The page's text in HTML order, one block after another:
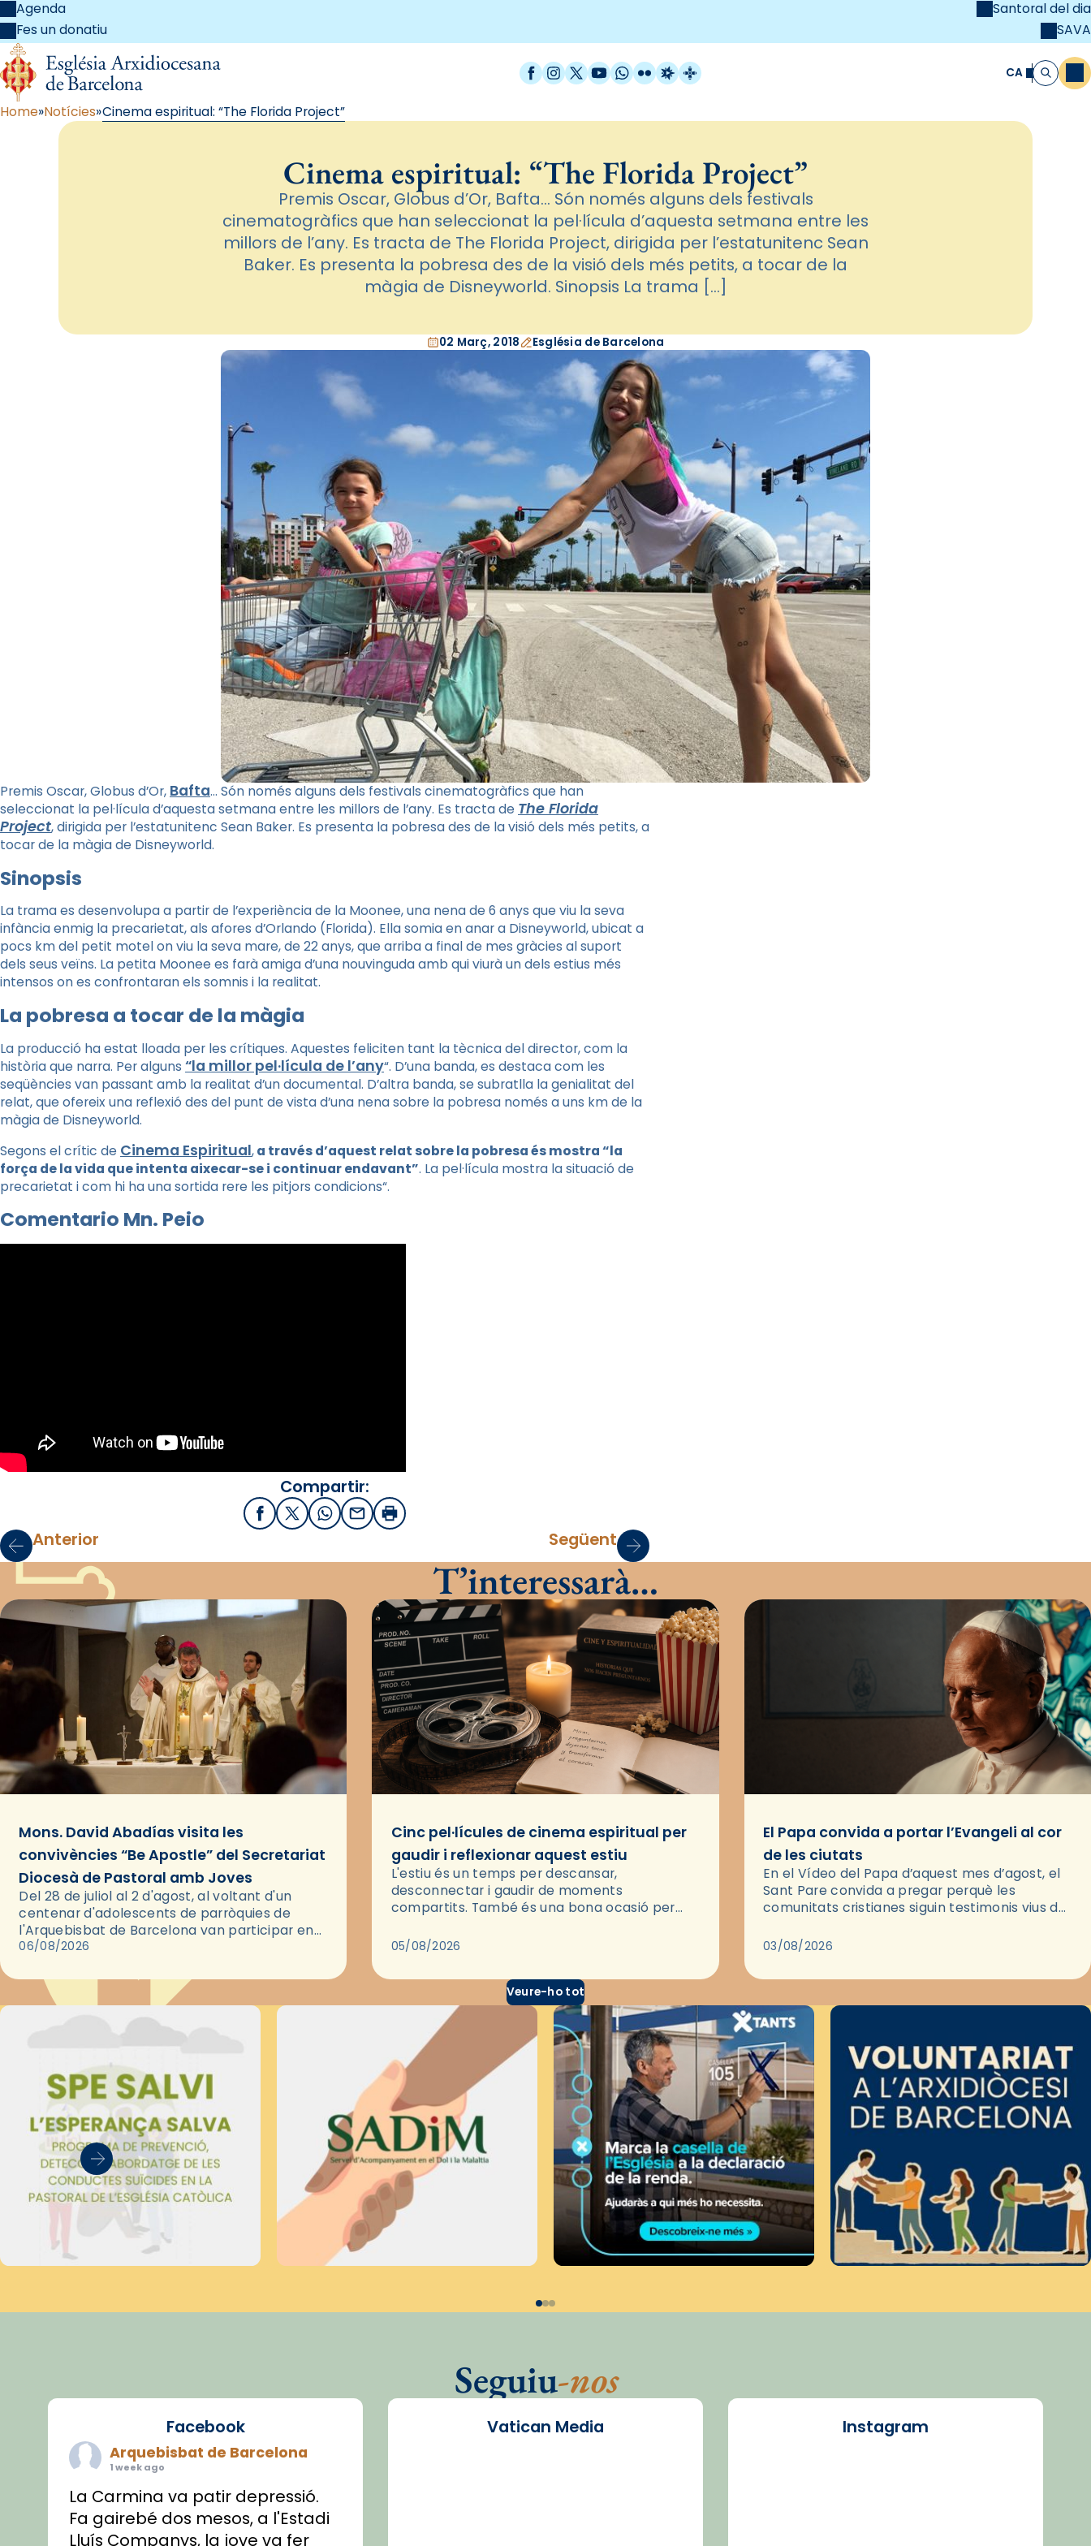
Agenda
Fes un donatiu
Santoral del dia
SAVA
Facebook
Instagram
X / Twitter
YouTube
WhatsApp
FlickrRadio Estel
Catalunya Cristiana CA Cerca
Home Notícies Cinema espiritual: “The Florida Project”
Cinema espiritual: “The Florida Project”
Premis Oscar, Globus d’Or, Bafta… Són només alguns dels festivals
cinematogràfics que han seleccionat la pel·lícula d’aquesta setmana entre les
millors de l’any. Es tracta de The Florida Project, dirigida per l’estatunitenc Sean
Baker. Es presenta la pobresa des de la visió dels més petits, a tocar de la
màgia de Disneyworld. Sinopsis La trama […]
02 Març, 2018 Església de Barcelona
Premis Oscar, Globus d’Or, Bafta… Són només alguns dels festivals cinematogràfics que han
seleccionat la pel·lícula d’aquesta setmana entre les millors de l’any. Es tracta de The Florida
Project, dirigida per l’estatunitenc Sean Baker. Es presenta la pobresa des de la visió dels més petits, a
tocar de la màgia de Disneyworld.
Sinopsis
La trama es desenvolupa a partir de l’experiència de la Moonee, una nena de 6 anys que viu la seva
infància enmig la precarietat, als afores d’Orlando (Florida). Ella somia en anar a Disneyworld, ubicat a
pocs km del petit motel on viu la seva mare, de 22 anys, que arriba a final de mes gràcies al suport
dels seus veïns. La petita Moonee es farà amiga d’una nouvinguda amb qui viurà un dels estius més
intensos on es confrontaran els somnis i la realitat.
La pobresa a tocar de la màgia
La producció ha estat lloada per les crítiques. Aquestes feliciten tant la tècnica del director, com la
història que narra. Per alguns “la millor pel·lícula de l’any“. D’una banda, es destaca com les
seqüències van passant amb la realitat d’un documental. D’altra banda, se subratlla la genialitat del
relat, que ofereix una reflexió des del punt de vista d’una nena sobre la pobresa només a uns km de la
màgia de Disneyworld.
Segons el crític de Cinema Espiritual,a través d’aquest relat sobre la pobresa és mostra “la
força de la vida que intenta aixecar-se i continuar endavant”. La pel·lícula mostra la situació de
precarietat i com hi ha una sortida rere les pitjors condicions“.
Comentario Mn. Peio
Compartir:
FacebookX / Twitter
WhatsApp
EmailImprimir
Anterior Següent
T’interessarà…
Mons. David Abadías visita les
convivències “Be Apostle” del Secretariat
Diocesà de Pastoral amb Joves
Del 28 de juliol al 2 d'agost, al voltant d'un
centenar d'adolescents de parròquies de
l'Arquebisbat de Barcelona van participar en
les convivències Be Apostle, organitzades pel
06/08/2026
Cinc pel·lícules de cinema espiritual per
gaudir i reflexionar aquest estiu
L'estiu és un temps per descansar,
desconnectar i gaudir de moments
compartits. També és una bona ocasió per
través del cinema, reflexionar sobre les…
05/08/2026
El Papa convida a portar l’Evangeli al cor
de les ciutats
En el Vídeo del Papa d’aquest mes d’agost, el
Sant Pare convida a pregar perquè les
comunitats cristianes siguin testimonis vius de
pregària, el…
03/08/2026
Veure-ho tot
Seguiu-nos
Facebook
Arquebisbat de Barcelona
1 week ago
La Carmina va patir depressió.
Fa gairebé dos mesos, a l'Estadi
Lluís Companys, la jove va fer
Vatican Media Instagram